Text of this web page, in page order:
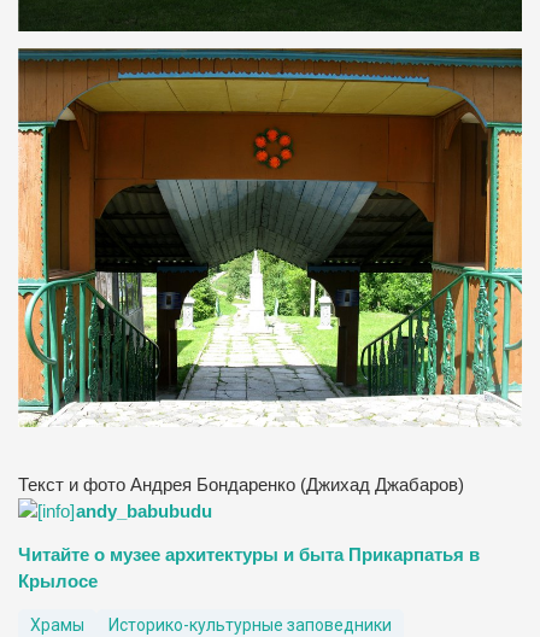
Текст и фото Андрея Бондаренко (Джихад Джабаров)
andy_babubudu
Читайте о музее архитектуры и быта Прикарпатья в
Крылосе
Храмы Историко-культурные заповедники